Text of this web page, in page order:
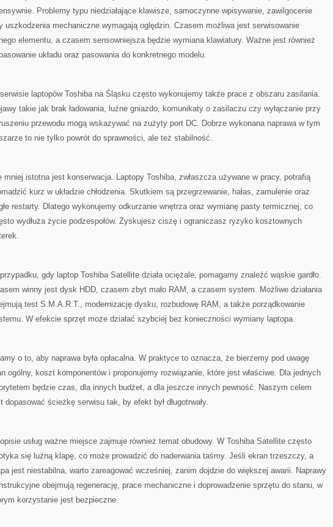
Problemy typu niedziałające klawisze, samoczynne wpisywanie, zawilgocenie
uszkodzenia mechaniczne wymagają oględzin. Czasem możliwa jest serwisowanie
elementu, a czasem sensowniejsza będzie wymiana klawiatury. Ważne jest również
układu oraz pasowania do konkretnego modelu.
laptopów Toshiba na Śląsku często wykonujemy także prace z obszaru zasilania.
takie jak brak ładowania, luźne gniazdo, komunikaty o zasilaczu czy wyłączanie przy
przewodu mogą wskazywać na zużyty port DC. Dobrze wykonana naprawa w tym
to nie tylko powrót do sprawności, ale też stabilność.
mniej istotna jest konserwacja. Laptopy Toshiba, zwłaszcza używane w pracy, potrafią
kurz w układzie chłodzenia. Skutkiem są przegrzewanie, hałas, zamulenie oraz
restarty. Dlatego wykonujemy odkurzanie wnętrza oraz wymianę pasty termicznej, co
wydłuża życie podzespołów. Zyskujesz ciszę i ograniczasz ryzyko kosztownych
gdy laptop Toshiba Satellite działa ociężale, pomagamy znaleźć wąskie gardło.
winny jest dysk HDD, czasem zbyt mało RAM, a czasem system. Możliwe działania
test S.M.A.R.T., modernizację dysku, rozbudowę RAM, a także porządkowanie
W efekcie sprzęt może działać szybciej bez konieczności wymiany laptopa.
o to, aby naprawa była opłacalna. W praktyce to oznacza, że bierzemy pod uwagę
ogólny, koszt komponentów i proponujemy rozwiązanie, które jest właściwe. Dla jednych
będzie czas, dla innych budżet, a dla jeszcze innych pewność. Naszym celem
dopasować ścieżkę serwisu tak, by efekt był długotrwały.
usług ważne miejsce zajmuje również temat obudowy. W Toshiba Satellite często
się luźną klapę, co może prowadzić do naderwania taśmy. Jeśli ekran trzeszczy, a
jest niestabilna, warto zareagować wcześniej, zanim dojdzie do większej awarii. Naprawy
obejmują regenerację, prace mechaniczne i doprowadzenie sprzętu do stanu, w
korzystanie jest bezpieczne.